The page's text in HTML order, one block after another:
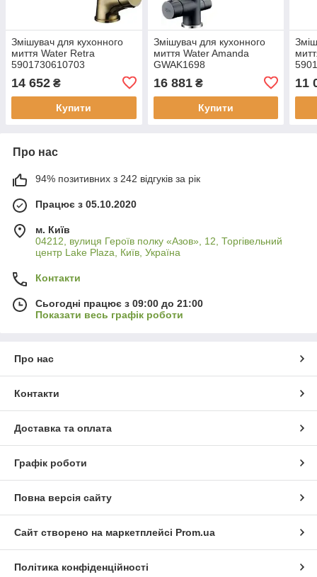
Змішувач для кухонного
миття Water Retra
5901730610703
14 652 ₴
Купити
Змішувач для кухонного
миття Water Amanda
GWAK1698
16 881₴
Купити
11
Про нас
94% позитивних з 242 відгуків за рік
Працює з 05.10.2020
м. Київ
04212, вулиця Героїв полку «Азов», 12, Торгівельний
центр Lake Plaza, Київ, Україна
Контакти
Сьогодні працює з 09:00 до 21:00
Показати весь графік роботи
Про нас
Контакти
Доставка та оплата
Графік роботи
Повна версія сайту
Сайт створено на маркетплейсі Prom.ua
Політика конфіденційності